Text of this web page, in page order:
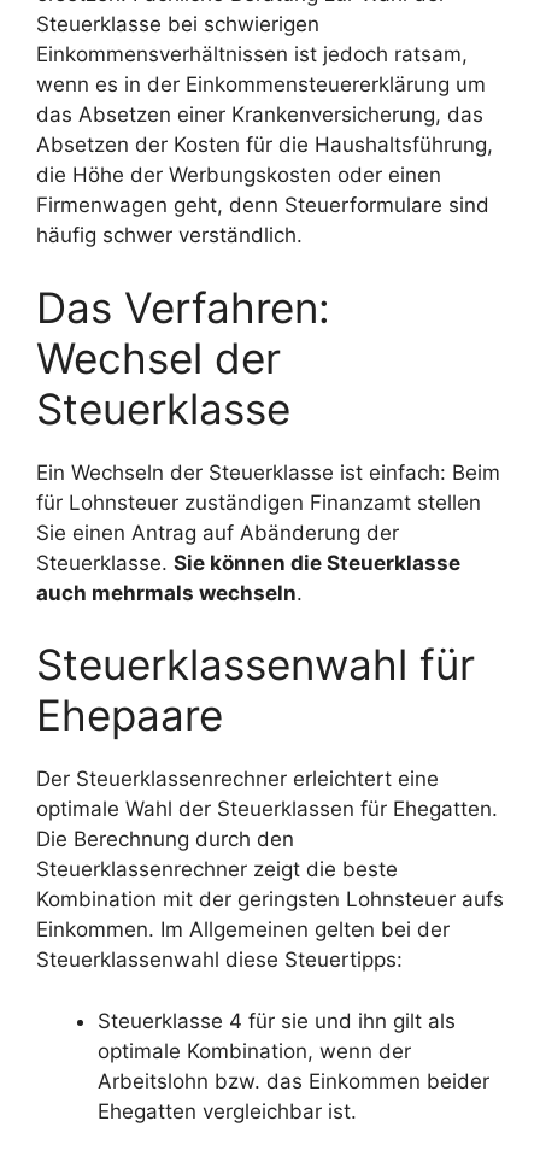
Steuerklasse bei schwierigen
Einkommensverhältnissen ist jedoch ratsam,
wenn es in der Einkommensteuererklärung um
das Absetzen einer Krankenversicherung, das
Absetzen der Kosten für die Haushaltsführung,
die Höhe der Werbungskosten oder einen
Firmenwagen geht, denn Steuerformulare sind
häufig schwer verständlich.
Das Verfahren:
Wechsel der
Steuerklasse
Ein Wechseln der Steuerklasse ist einfach: Beim
für Lohnsteuer zuständigen Finanzamt stellen
Sie einen Antrag auf Abänderung der
Steuerklasse. Sie können die Steuerklasse
auch mehrmals wechseln.
Steuerklassenwahl für
Ehepaare
Der Steuerklassenrechner erleichtert eine
optimale Wahl der Steuerklassen für Ehegatten.
Die Berechnung durch den
Steuerklassenrechner zeigt die beste
Kombination mit der geringsten Lohnsteuer aufs
Einkommen. Im Allgemeinen gelten bei der
Steuerklassenwahl diese Steuertipps:
Steuerklasse 4 für sie und ihn gilt als
optimale Kombination, wenn der
Arbeitslohn bzw. das Einkommen beider
Ehegatten vergleichbar ist.